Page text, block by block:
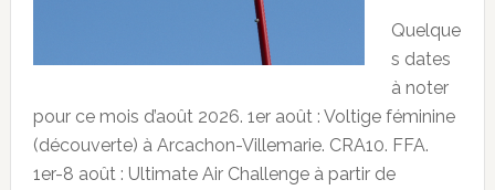
Quelque
s dates
à noter
pour ce mois d’août 2026. 1er août : Voltige féminine
(découverte) à Arcachon-Villemarie. CRA10. FFA.
1er-8 août : Ultimate Air Challenge à partir de